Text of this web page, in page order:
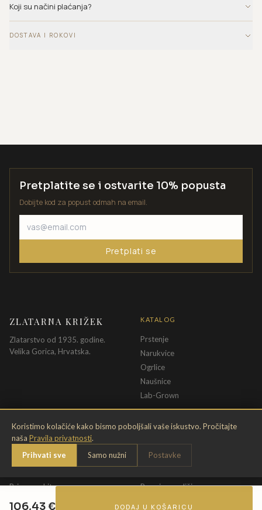
Koji su načini plaćanja?
DOSTAVA I ROKOVI
106,43€ DODAJ U KOŠARICU
Koristimo kolačiće kako bismo poboljšali vaše iskustvo. Pročitajte
naša Pravila privatnosti.
Prihvati sve
Samo nužni Postavke
Pretplatite se i ostvarite 10% popusta
Dobijte kod za popust odmah na email.
Pretplati se
ZLATARNA KRIŽEK
Zlatarstvo od 1935. godine.
Velika Gorica, Hrvatska.
KATALOG
Prstenje
Narukvice
Ogrlice
Naušnice
Lab-Grown
INFORMACIJE
O nama
Kontakt
Briga o nakitu
Jamstvo
PRAVNE ODREDBE
Pravila privatnosti
Opći uvjeti
Promjena veličine